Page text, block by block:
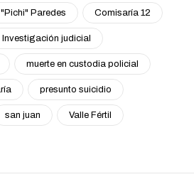
Paredes Comisaría 12
Investigación judicial
muerte en custodia policial
presunto suicidio
san juan Valle Fértil